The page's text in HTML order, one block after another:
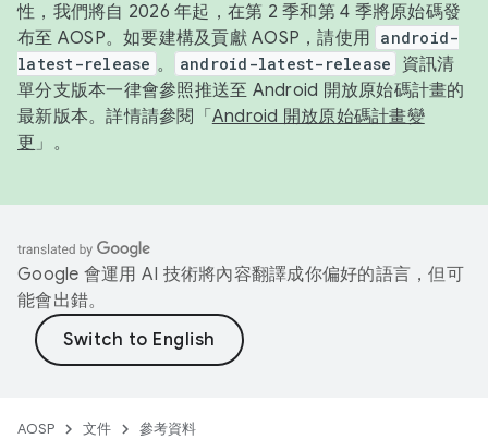
性，我們將自 2026 年起，在第 2 季和第 4 季將原始碼發
布至 AOSP。如要建構及貢獻 AOSP，請使用 android-
latest-release 。 android-latest-release
資訊清
單分支版本一律會參照推送至 Android 開放原始碼計畫的
最新版本。詳情請參閱「 Android 開放原始碼計畫變
更 」。
Google 會運用 AI 技術將內容翻譯成你偏好的語言，但可
能會出錯。
AOSP 文件 參考資料